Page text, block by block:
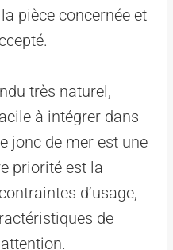
pièce concernée et
très naturel,
à intégrer dans
jonc de mer est une
priorité est la
d’usage,
de